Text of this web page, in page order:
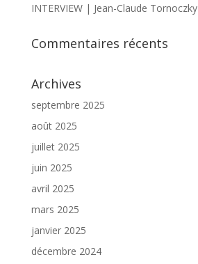
INTERVIEW | Jean-Claude Tornoczky
Commentaires récents
Archives
septembre 2025
août 2025
juillet 2025
juin 2025
avril 2025
mars 2025
janvier 2025
décembre 2024